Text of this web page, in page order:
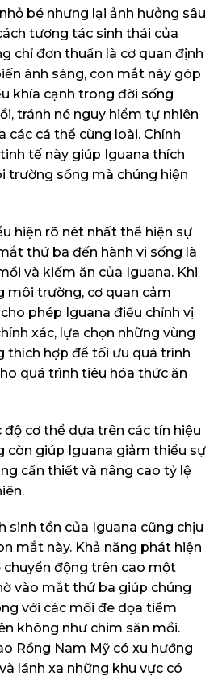
bé nhưng lại ảnh hưởng sâu
tương tác sinh thái của
chỉ đơn thuần là cơ quan định
ánh sáng, con mắt này góp
khía cạnh trong đời sống
tránh né nguy hiểm tự nhiên
các cá thể cùng loài. Chính
tế này giúp Iguana thích
trường sống mà chúng hiện
hiện rõ nét nhất thể hiện sự
thứ ba đến hành vi sống là
và kiếm ăn của Iguana. Khi
môi trường, cơ quan cảm
phép Iguana điều chỉnh vị
xác, lựa chọn những vùng
thích hợp để tối ưu quá trình
quá trình tiêu hóa thức ăn
độ cơ thể dựa trên các tín hiệu
còn giúp Iguana giảm thiểu sự
cần thiết và nâng cao tỷ lệ
sinh tồn của Iguana cũng chịu
mắt này. Khả năng phát hiện
động trên cao một
vào mắt thứ ba giúp chúng
với các mối đe dọa tiềm
không như chim săn mồi.
Rồng Nam Mỹ có xu hướng
lánh xa những khu vực có